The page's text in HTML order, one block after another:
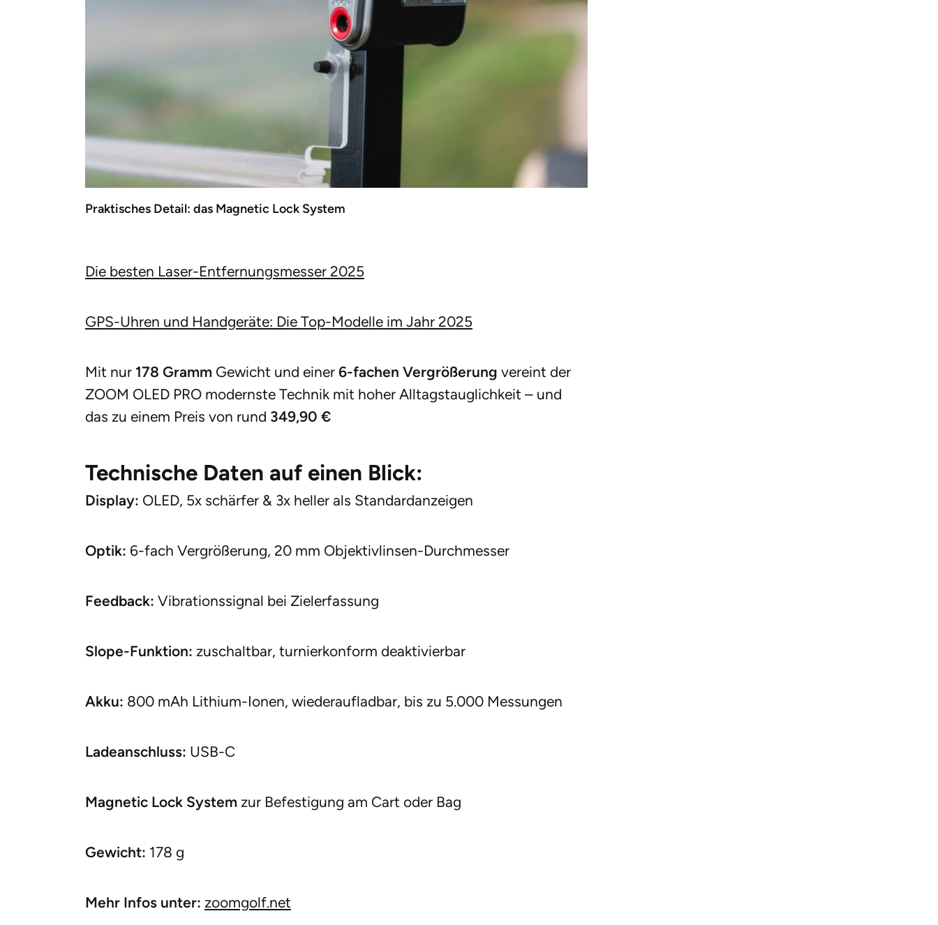
Praktisches Detail: das Magnetic Lock System
Die besten Laser-Entfernungsmesser 2025
GPS-Uhren und Handgeräte: Die Top-Modelle im Jahr 2025
Mit nur 178 Gramm Gewicht und einer 6-fachen Vergrößerung vereint der
ZOOM OLED PRO modernste Technik mit hoher Alltagstauglichkeit – und
das zu einem Preis von rund 349,90 €
Technische Daten auf einen Blick:
Display: OLED, 5x schärfer & 3x heller als Standardanzeigen
Optik: 6-fach Vergrößerung, 20 mm Objektivlinsen-Durchmesser
Feedback: Vibrationssignal bei Zielerfassung
Slope-Funktion: zuschaltbar, turnierkonform deaktivierbar
Akku: 800 mAh Lithium-Ionen, wiederaufladbar, bis zu 5.000 Messungen
Ladeanschluss: USB-C
Magnetic Lock System zur Befestigung am Cart oder Bag
Gewicht: 178 g
Mehr Infos unter: zoomgolf.net